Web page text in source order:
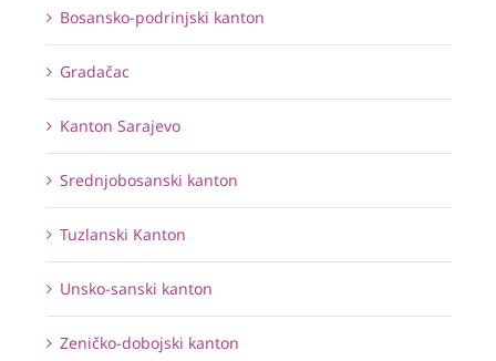
Bosansko-podrinjski kanton
Gradačac
Kanton Sarajevo
Srednjobosanski kanton
Tuzlanski Kanton
Unsko-sanski kanton
Zeničko-dobojski kanton